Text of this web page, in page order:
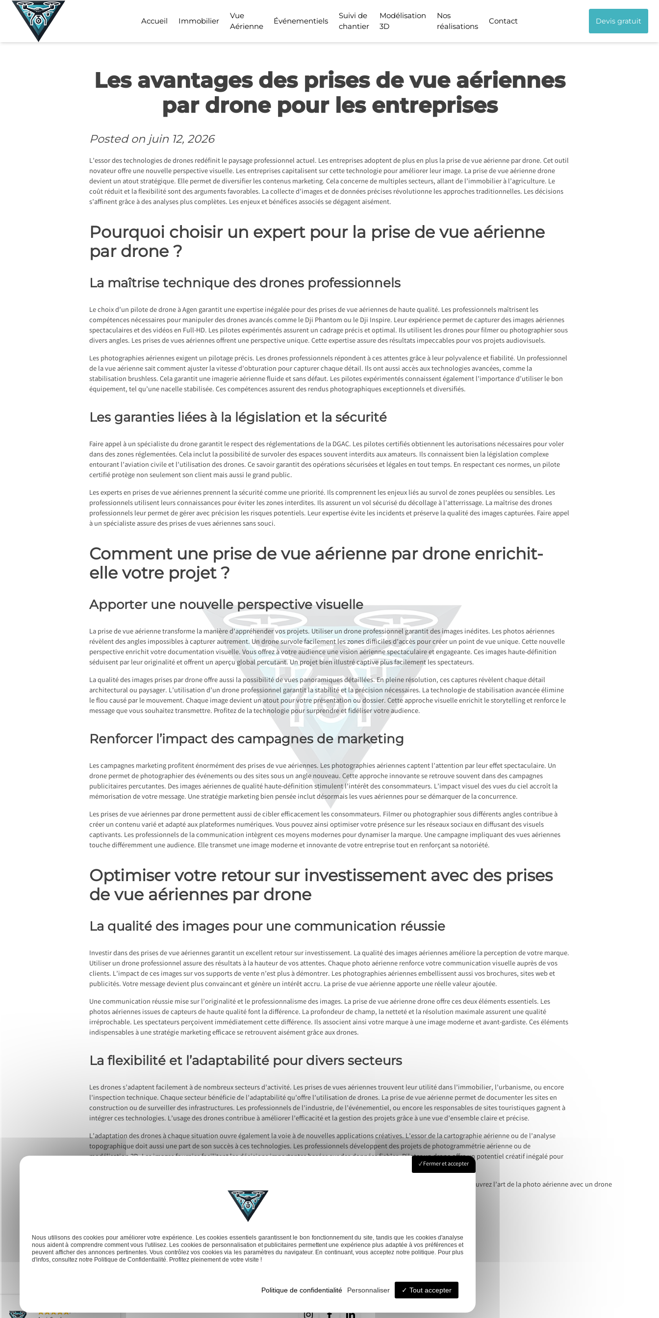
Skip
Accueil Immobilier
Vue
Aérienne
Événementiels
Suivi de
chantier
Modélisation
3D
Nos
réalisations
Contact Devis gratuit
Les avantages des prises de vue aériennes
par drone pour les entreprises
Posted on juin 12, 2026
L’essor des technologies de drones redéfinit le paysage professionnel actuel. Les entreprises adoptent de plus en plus la prise de vue aérienne par drone. Cet outil
novateur offre une nouvelle perspective visuelle. Les entreprises capitalisent sur cette technologie pour améliorer leur image. La prise de vue aérienne drone
devient un atout stratégique. Elle permet de diversifier les contenus marketing. Cela concerne de multiples secteurs, allant de l’immobilier à l’agriculture. Le
coût réduit et la flexibilité sont des arguments favorables. La collecte d’images et de données précises révolutionne les approches traditionnelles. Les décisions
s’affinent grâce à des analyses plus complètes. Les enjeux et bénéfices associés se dégagent aisément.
Pourquoi choisir un expert pour la prise de vue aérienne
par drone ?
La maîtrise technique des drones professionnels
Le choix d’un pilote de drone à Agengarantit une expertise inégalée pour des prises de vue aériennes de haute qualité. Les professionnels maîtrisent les
compétences nécessaires pour manipuler des drones avancés comme le Dji Phantom ou le Dji Inspire. Leur expérience permet de capturer des images aériennes
spectaculaires et des vidéos en Full-HD. Les pilotes expérimentés assurent un cadrage précis et optimal. Ils utilisent les drones pour filmer ou photographier sous
divers angles. Les prises de vues aériennes offrent une perspective unique. Cette expertise assure des résultats impeccables pour vos projets audiovisuels.
Les photographies aériennes exigent un pilotage précis. Les drones professionnels répondent à ces attentes grâce à leur polyvalence et fiabilité. Un professionnel
de la vue aérienne sait comment ajuster la vitesse d’obturation pour capturer chaque détail. Ils ont aussi accès aux technologies avancées, comme la
stabilisation brushless. Cela garantit une imagerie aérienne fluide et sans défaut. Les pilotes expérimentés connaissent également l’importance d’utiliser le bon
équipement, tel qu’une nacelle stabilisée. Ces compétences assurent des rendus photographiques exceptionnels et diversifiés.
Les garanties liées à la législation et la sécurité
Faire appel à un spécialiste du drone garantit le respect des réglementations de la DGAC. Les pilotes certifiés obtiennent les autorisations nécessaires pour voler
dans des zones réglementées. Cela inclut la possibilité de survoler des espaces souvent interdits aux amateurs. Ils connaissent bien la législation complexe
entourant l’aviation civile et l’utilisation des drones. Ce savoir garantit des opérations sécurisées et légales en tout temps. En respectant ces normes, un pilote
certifié protège non seulement son client mais aussi le grand public.
Les experts en prises de vue aériennes prennent la sécurité comme une priorité. Ils comprennent les enjeux liés au survol de zones peuplées ou sensibles. Les
professionnels utilisent leurs connaissances pour éviter les zones interdites. Ils assurent un vol sécurisé du décollage à l’atterrissage. La maîtrise des drones
professionnels leur permet de gérer avec précision les risques potentiels. Leur expertise évite les incidents et préserve la qualité des images capturées. Faire appel
à un spécialiste assure des prises de vues aériennes sans souci.
Comment une prise de vue aérienne par drone enrichit-
elle votre projet ?
Apporter une nouvelle perspective visuelle
La prise de vue aérienne transforme la manière d’appréhender vos projets. Utiliser un drone professionnel garantit des images inédites. Les photos aériennes
révèlent des angles impossibles à capturer autrement. Un drone survole facilement les zones difficiles d’accès pour créer un point de vue unique. Cette nouvelle
perspective enrichit votre documentation visuelle. Vous offrez à votre audience une vision aérienne spectaculaire et engageante. Ces images haute-définition
séduisent par leur originalité et offrent un aperçu global percutant. Un projet bien illustré captive plus facilement les spectateurs.
La qualité des images prises par drone offre aussi la possibilité de vues panoramiques détaillées. En pleine résolution, ces captures révèlent chaque détail
architectural ou paysager. L’utilisation d’un drone professionnel garantit la stabilité et la précision nécessaires. La technologie de stabilisation avancée élimine
le flou causé par le mouvement. Chaque image devient un atout pour votre présentation ou dossier. Cette approche visuelle enrichit le storytelling et renforce le
message que vous souhaitez transmettre. Profitez de la technologie pour surprendre et fidéliser votre audience.
Renforcer l’impact des campagnes de marketing
Les campagnes marketing profitent énormément des prises de vue aériennes. Les photographies aériennes captent l’attention par leur effet spectaculaire. Un
drone permet de photographier des événements ou des sites sous un angle nouveau. Cette approche innovante se retrouve souvent dans des campagnes
publicitaires percutantes. Des images aériennes de qualité haute-définition stimulent l’intérêt des consommateurs. L’impact visuel des vues du ciel accroît la
mémorisation de votre message. Une stratégie marketing bien pensée inclut désormais les vues aériennes pour se démarquer de la concurrence.
Les prises de vue aériennes par drone permettent aussi de cibler efficacement les consommateurs. Filmer ou photographier sous différents angles contribue à
créer un contenu varié et adapté aux plateformes numériques. Vous pouvez ainsi optimiser votre présence sur les réseaux sociaux en diffusant des visuels
captivants. Les professionnels de la communication intègrent ces moyens modernes pour dynamiser la marque. Une campagne impliquant des vues aériennes
touche différemment une audience. Elle transmet une image moderne et innovante de votre entreprise tout en renforçant sa notoriété.
Optimiser votre retour sur investissement avec des prises
de vue aériennes par drone
La qualité des images pour une communication réussie
Investir dans des prises de vue aériennes garantit un excellent retour sur investissement. La qualité des images aériennes améliore la perception de votre marque.
Utiliser un drone professionnel assure des résultats à la hauteur de vos attentes. Chaque photo aérienne renforce votre communication visuelle auprès de vos
clients. L’impact de ces images sur vos supports de vente n’est plus à démontrer. Les photographies aériennes embellissent aussi vos brochures, sites web et
publicités. Votre message devient plus convaincant et génère un intérêt accru. La prise de vue aérienne apporte une réelle valeur ajoutée.
Une communication réussie mise sur l’originalité et le professionnalisme des images. La prise de vue aérienne drone offre ces deux éléments essentiels. Les
photos aériennes issues de capteurs de haute qualité font la différence. La profondeur de champ, la netteté et la résolution maximale assurent une qualité
irréprochable. Les spectateurs perçoivent immédiatement cette différence. Ils associent ainsi votre marque à une image moderne et avant-gardiste. Ces éléments
indispensables à une stratégie marketing efficace se retrouvent aisément grâce aux drones.
La flexibilité et l’adaptabilité pour divers secteurs
Les drones s’adaptent facilement à de nombreux secteurs d’activité. Les prises de vues aériennes trouvent leur utilité dans l’immobilier, l’urbanisme, ou encore
l’inspection technique. Chaque secteur bénéficie de l’adaptabilité qu’offre l’utilisation de drones. La prise de vue aérienne permet de documenter les sites en
construction ou de surveiller des infrastructures. Les professionnels de l’industrie, de l’événementiel, ou encore les responsables de sites touristiques gagnent à
intégrer ces technologies. L’usage des drones contribue à améliorer l’efficacité et la gestion des projets grâce à une vue d’ensemble claire et précise.
L’adaptation des drones à chaque situation ouvre également la voie à de nouvelles applications créatives. L’essor de la cartographie aérienne ou de l’analyse
topographique doit aussi une part de son succès à ces technologies. Les professionnels développent des projets de photogrammétrie aérienne ou de
modélisation 3D. Les images fournies facilitent les décisions importantes basées sur des données fiables. Piloter un drone offre un potentiel créatif inégalé pour
de nombreux scénarios professionnels. Préférez l’expertise d’un seul professionnel, évitez de comparer des devis.
l’article
Découvrez l’art de la photo aérienne avec un drone
Accueil Immobilier
Vue
Aérienne
Événementiels
Suivi de
Modélisation
/ 5
Fermer et accepter
Nous utilisons des cookies pour améliorer votre expérience. Les cookies essentiels garantissent le bon fonctionnement du site, tandis que les cookies d'analyse
nous aident à comprendre comment vous l'utilisez. Les cookies de personnalisation et publicitaires permettent une expérience plus adaptée à vos préférences et
peuvent afficher des annonces pertinentes. Vous contrôlez vos cookies via les paramètres du navigateur. En continuant, vous acceptez notre politique. Pour plus
d'infos, consultez notre Politique de Confidentialité. Profitez pleinement de votre visite !
Tout accepter
Personnaliser
Politique de confidentialité